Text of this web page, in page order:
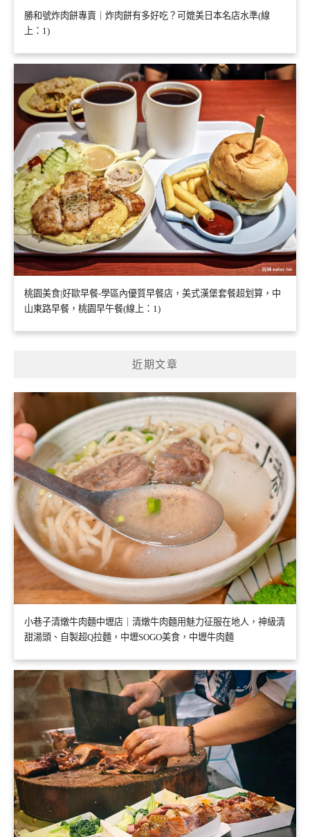
勝和號炸肉餅專賣｜炸肉餅有多好吃？可媲美日本名店水準(線
上：1)
桃園美食|好歐早餐-學區內優質早餐店，美式漢堡套餐超划算，中
山東路早餐，桃園早午餐(線上：1)
近期文章
小巷子清燉牛肉麵中壢店｜清燉牛肉麵用魅力征服在地人，神級清
甜湯頭、自製超Q拉麵，中壢SOGO美食，中壢牛肉麵